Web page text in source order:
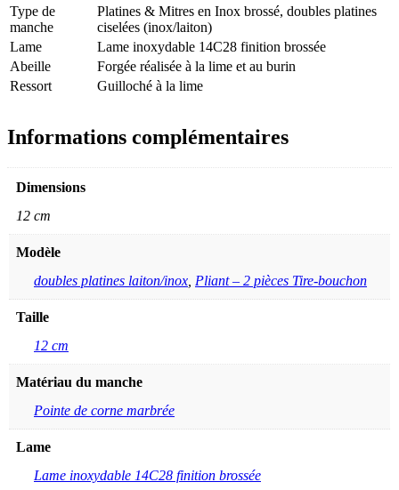
Type de
manche
Platines & Mitres en Inox brossé, doubles platines
ciselées (inox/laiton)
Lame
Lame inoxydable 14C28 finition brossée
Abeille
Forgée réalisée à la lime et au burin
Ressort
Guilloché à la lime
Informations complémentaires
Dimensions
12 cm
Modèle
doubles platines laiton/inox Pliant – 2 pièces Tire-bouchon
Taille
12 cm
Matériau du manche
Pointe de corne marbrée
Lame
Lame inoxydable 14C28 finition brossée